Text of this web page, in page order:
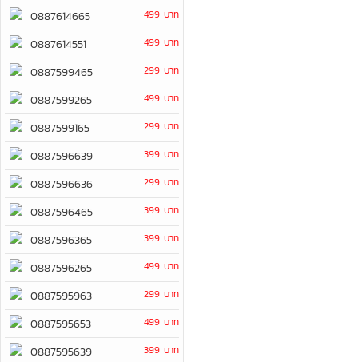
0887614665 499 บาท
0887614551 499 บาท
0887599465 299 บาท
0887599265 499 บาท
0887599165 299 บาท
0887596639 399 บาท
0887596636 299 บาท
0887596465 399 บาท
0887596365 399 บาท
0887596265 499 บาท
0887595963 299 บาท
0887595653 499 บาท
0887595639 399 บาท